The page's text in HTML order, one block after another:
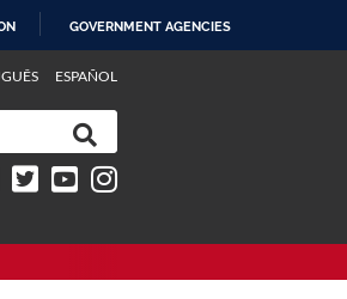
GOVERNMENT AGENCIES
ESPAÑOL